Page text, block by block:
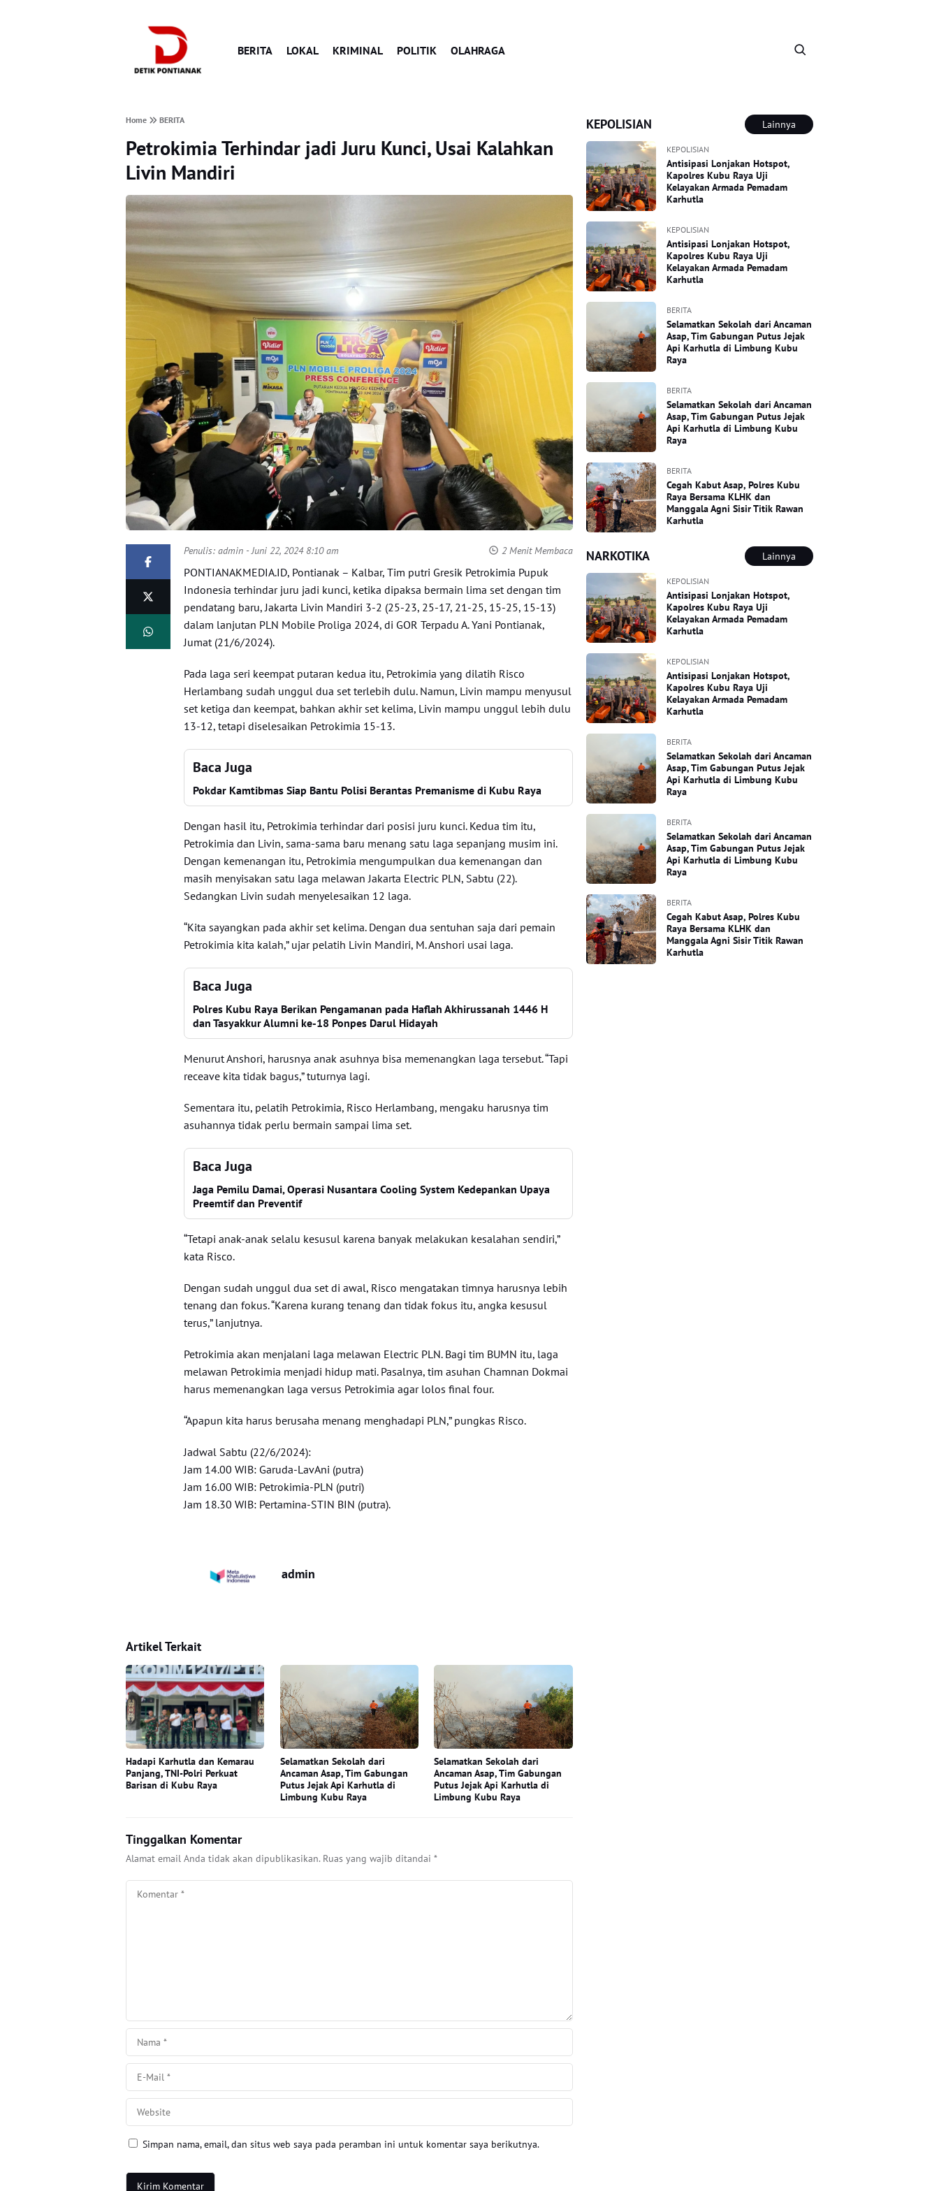
BERITA LOKAL KRIMINAL POLITIK OLAHRAGA
Home BERITA
Petrokimia Terhindar jadi Juru Kunci, Usai Kalahkan
Livin Mandiri
Penulis:admin - Juni 22, 2024 8:10 am 2 Menit Membaca
PONTIANAKMEDIA.ID, Pontianak – Kalbar, Tim putri Gresik Petrokimia Pupuk
Indonesia terhindar juru jadi kunci, ketika dipaksa bermain lima set dengan tim
pendatang baru, Jakarta Livin Mandiri 3-2 (25-23, 25-17, 21-25, 15-25, 15-13)
dalam lanjutan PLN Mobile Proliga 2024, di GOR Terpadu A. Yani Pontianak,
Jumat (21/6/2024).
Pada laga seri keempat putaran kedua itu, Petrokimia yang dilatih Risco
Herlambang sudah unggul dua set terlebih dulu. Namun, Livin mampu menyusul
set ketiga dan keempat, bahkan akhir set kelima, Livin mampu unggul lebih dulu
13-12, tetapi diselesaikan Petrokimia 15-13.
Baca Juga
Pokdar Kamtibmas Siap Bantu Polisi Berantas Premanisme di Kubu Raya
Dengan hasil itu, Petrokimia terhindar dari posisi juru kunci. Kedua tim itu,
Petrokimia dan Livin, sama-sama baru menang satu laga sepanjang musim ini.
Dengan kemenangan itu, Petrokimia mengumpulkan dua kemenangan dan
masih menyisakan satu laga melawan Jakarta Electric PLN, Sabtu (22).
Sedangkan Livin sudah menyelesaikan 12 laga.
“Kita sayangkan pada akhir set kelima. Dengan dua sentuhan saja dari pemain
Petrokimia kita kalah,” ujar pelatih Livin Mandiri, M. Anshori usai laga.
Baca Juga
Polres Kubu Raya Berikan Pengamanan pada Haflah Akhirussanah 1446 H
dan Tasyakkur Alumni ke-18 Ponpes Darul Hidayah
Menurut Anshori, harusnya anak asuhnya bisa memenangkan laga tersebut. “Tapi
receave kita tidak bagus,” tuturnya lagi.
Sementara itu, pelatih Petrokimia, Risco Herlambang, mengaku harusnya tim
asuhannya tidak perlu bermain sampai lima set.
Baca Juga
Jaga Pemilu Damai, Operasi Nusantara Cooling System Kedepankan Upaya
Preemtif dan Preventif
“Tetapi anak-anak selalu kesusul karena banyak melakukan kesalahan sendiri,”
kata Risco.
Dengan sudah unggul dua set di awal, Risco mengatakan timnya harusnya lebih
tenang dan fokus. “Karena kurang tenang dan tidak fokus itu, angka kesusul
terus,” lanjutnya.
Petrokimia akan menjalani laga melawan Electric PLN. Bagi tim BUMN itu, laga
melawan Petrokimia menjadi hidup mati. Pasalnya, tim asuhan Chamnan Dokmai
harus memenangkan laga versus Petrokimia agar lolos final four.
“Apapun kita harus berusaha menang menghadapi PLN,” pungkas Risco.
Jadwal Sabtu (22/6/2024):
Jam 14.00 WIB: Garuda-LavAni (putra)
Jam 16.00 WIB: Petrokimia-PLN (putri)
Jam 18.30 WIB: Pertamina-STIN BIN (putra).
admin
Artikel Terkait
Hadapi Karhutla dan Kemarau
Panjang, TNI-Polri Perkuat
Barisan di Kubu Raya
Selamatkan Sekolah dari
Ancaman Asap, Tim Gabungan
Putus Jejak Api Karhutla di
Limbung Kubu Raya
Selamatkan Sekolah dari
Ancaman Asap, Tim Gabungan
Putus Jejak Api Karhutla di
Limbung Kubu Raya
Tinggalkan Komentar
Alamat email Anda tidak akan dipublikasikan. Ruas yang wajib ditandai *
Simpan nama, email, dan situs web saya pada peramban ini untuk komentar saya berikutnya.
KEPOLISIAN Lainnya
KEPOLISIAN
Antisipasi Lonjakan Hotspot,
Kapolres Kubu Raya Uji
Kelayakan Armada Pemadam
Karhutla
KEPOLISIAN
Antisipasi Lonjakan Hotspot,
Kapolres Kubu Raya Uji
Kelayakan Armada Pemadam
Karhutla
BERITA
Selamatkan Sekolah dari Ancaman
Asap, Tim Gabungan Putus Jejak
Api Karhutla di Limbung Kubu
Raya
BERITA
Selamatkan Sekolah dari Ancaman
Asap, Tim Gabungan Putus Jejak
Api Karhutla di Limbung Kubu
Raya
BERITA
Cegah Kabut Asap, Polres Kubu
Raya Bersama KLHK dan
Manggala Agni Sisir Titik Rawan
Karhutla
NARKOTIKA Lainnya
KEPOLISIAN
Antisipasi Lonjakan Hotspot,
Kapolres Kubu Raya Uji
Kelayakan Armada Pemadam
Karhutla
KEPOLISIAN
Antisipasi Lonjakan Hotspot,
Kapolres Kubu Raya Uji
Kelayakan Armada Pemadam
Karhutla
BERITA
Selamatkan Sekolah dari Ancaman
Asap, Tim Gabungan Putus Jejak
Api Karhutla di Limbung Kubu
Raya
BERITA
Selamatkan Sekolah dari Ancaman
Asap, Tim Gabungan Putus Jejak
Api Karhutla di Limbung Kubu
Raya
BERITA
Cegah Kabut Asap, Polres Kubu
Raya Bersama KLHK dan
Manggala Agni Sisir Titik Rawan
Karhutla